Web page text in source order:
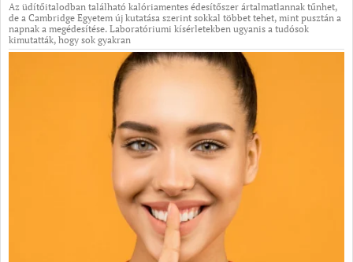
Az üdítőitalodban található kalóriamentes édesítőszer ártalmatlannak tűnhet,
de a Cambridge Egyetem új kutatása szerint sokkal többet tehet, mint pusztán a
napnak a megédesítése. Laboratóriumi kísérletekben ugyanis a tudósok
kimutatták, hogy sok gyakran